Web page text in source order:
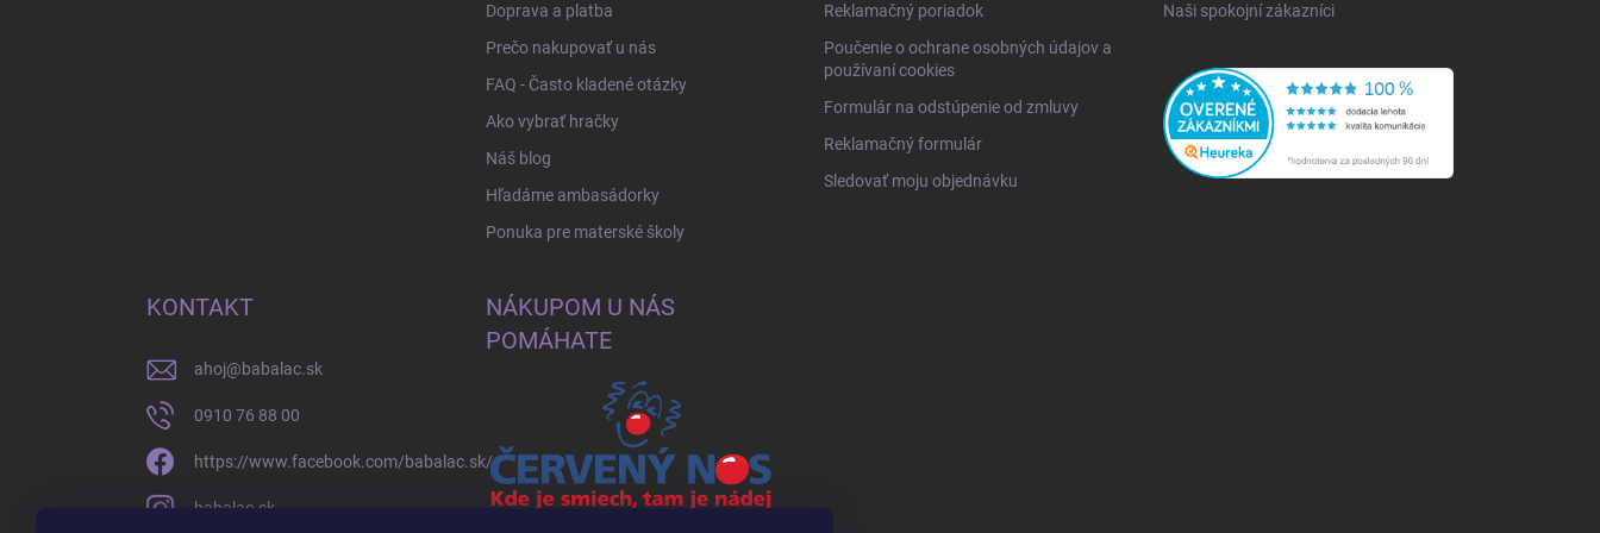
Doprava a platba
Prečo nakupovať u nás
FAQ - Často kladené otázky
Ako vybrať hračky
Náš blog
Hľadáme ambasádorky
Ponuka pre materské školy
Reklamačný poriadok
Poučenie o ochrane osobných údajov a
používaní cookies
Formulár na odstúpenie od zmluvy
Reklamačný formulár
Sledovať moju objednávku
Naši spokojní zákazníci
KONTAKT
ahoj@babalac.sk
0910 76 88 00
https://www.facebook.com/babalac.sk/
babalac.sk
NÁKUPOM U NÁS
POMÁHATE